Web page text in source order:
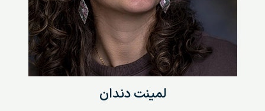
لمینت دندان